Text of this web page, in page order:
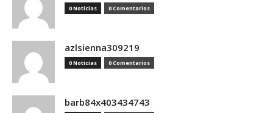
0 Noticias 0 Comentarios
azlsienna309219
0 Noticias 0 Comentarios
barb84x403434743